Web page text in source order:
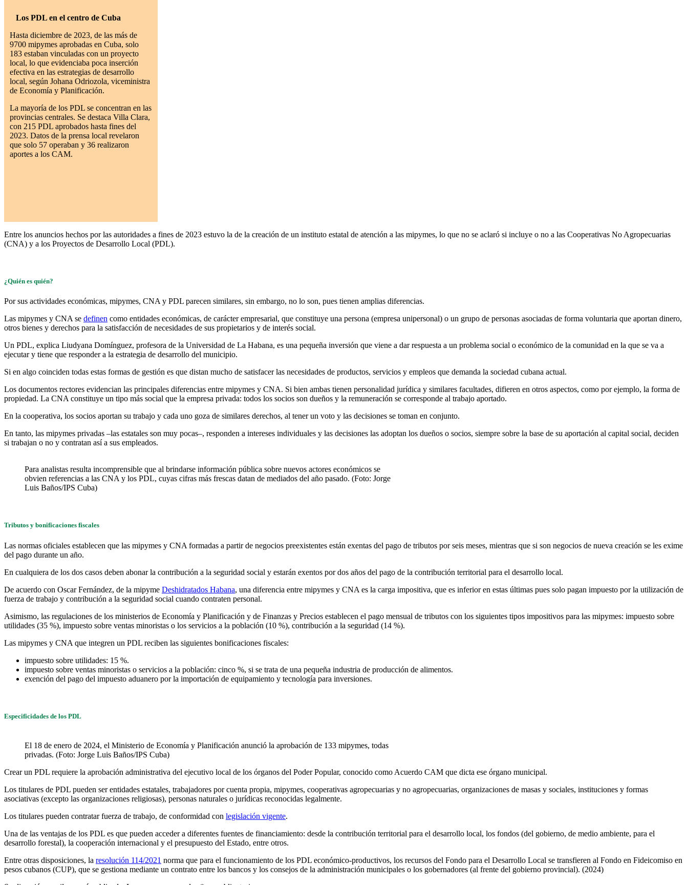
Los PDL en el centro de Cuba
Hasta diciembre de 2023, de las más de
9700 mipymes aprobadas en Cuba, solo
183 estaban vinculadas con un proyecto
local, lo que evidenciaba poca inserción
efectiva en las estrategias de desarrollo
local, según Johana Odriozola, viceministra
de Economía y Planificación.
La mayoría de los PDL se concentran en las
provincias centrales. Se destaca Villa Clara,
con 215 PDL aprobados hasta fines del
2023. Datos de la prensa local revelaron
que solo 57 operaban y 36 realizaron
aportes a los CAM.
Entre los anuncios hechos por las autoridades a fines de 2023 estuvo la de la creación de un instituto estatal de atención a las mipymes, lo que no se aclaró si incluye o no a las Cooperativas No Agropecuarias
(CNA) y a los Proyectos de Desarrollo Local (PDL).
¿Quién es quién?
Por sus actividades económicas, mipymes, CNA y PDL parecen similares, sin embargo, no lo son, pues tienen amplias diferencias.
Las mipymes y CNA se definen como entidades económicas, de carácter empresarial, que constituye una persona (empresa unipersonal) o un grupo de personas asociadas de forma voluntaria que aportan dinero,
otros bienes y derechos para la satisfacción de necesidades de sus propietarios y de interés social.
Un PDL, explica Liudyana Domínguez, profesora de la Universidad de La Habana, es una pequeña inversión que viene a dar respuesta a un problema social o económico de la comunidad en la que se va a
ejecutar y tiene que responder a la estrategia de desarrollo del municipio.
Si en algo coinciden todas estas formas de gestión es que distan mucho de satisfacer las necesidades de productos, servicios y empleos que demanda la sociedad cubana actual.
Los documentos rectores evidencian las principales diferencias entre mipymes y CNA. Si bien ambas tienen personalidad jurídica y similares facultades, difieren en otros aspectos, como por ejemplo, la forma de
propiedad. La CNA constituye un tipo más social que la empresa privada: todos los socios son dueños y la remuneración se corresponde al trabajo aportado.
En la cooperativa, los socios aportan su trabajo y cada uno goza de similares derechos, al tener un voto y las decisiones se toman en conjunto.
En tanto, las mipymes privadas –las estatales son muy pocas–, responden a intereses individuales y las decisiones las adoptan los dueños o socios, siempre sobre la base de su aportación al capital social, deciden
si trabajan o no y contratan así a sus empleados.
Para analistas resulta incomprensible que al brindarse información pública sobre nuevos actores económicos se
obvien referencias a las CNA y los PDL, cuyas cifras más frescas datan de mediados del año pasado. (Foto: Jorge
Luis Baños/IPS Cuba)
Tributos y bonificaciones fiscales
Las normas oficiales establecen que las mipymes y CNA formadas a partir de negocios preexistentes están exentas del pago de tributos por seis meses, mientras que si son negocios de nueva creación se les exime
del pago durante un año.
En cualquiera de los dos casos deben abonar la contribución a la seguridad social y estarán exentos por dos años del pago de la contribución territorial para el desarrollo local.
De acuerdo con Oscar Fernández, de la mipyme Deshidratados Habana, una diferencia entre mipymes y CNA es la carga impositiva, que es inferior en estas últimas pues solo pagan impuesto por la utilización de
fuerza de trabajo y contribución a la seguridad social cuando contraten personal.
Asimismo, las regulaciones de los ministerios de Economía y Planificación y de Finanzas y Precios establecen el pago mensual de tributos con los siguientes tipos impositivos para las mipymes: impuesto sobre
utilidades (35 %), impuesto sobre ventas minoristas o los servicios a la población (10 %), contribución a la seguridad (14 %).
Las mipymes y CNA que integren un PDL reciben las siguientes bonificaciones fiscales:
impuesto sobre utilidades: 15 %.
impuesto sobre ventas minoristas o servicios a la población: cinco %, si se trata de una pequeña industria de producción de alimentos.
exención del pago del impuesto aduanero por la importación de equipamiento y tecnología para inversiones.
Especificidades de los PDL
El 18 de enero de 2024, el Ministerio de Economía y Planificación anunció la aprobación de 133 mipymes, todas
privadas. (Foto: Jorge Luis Baños/IPS Cuba)
Crear un PDL requiere la aprobación administrativa del ejecutivo local de los órganos del Poder Popular, conocido como Acuerdo CAM que dicta ese órgano municipal.
Los titulares de PDL pueden ser entidades estatales, trabajadores por cuenta propia, mipymes, cooperativas agropecuarias y no agropecuarias, organizaciones de masas y sociales, instituciones y formas
asociativas (excepto las organizaciones religiosas), personas naturales o jurídicas reconocidas legalmente.
Los titulares pueden contratar fuerza de trabajo, de conformidad con legislación vigente.
Una de las ventajas de los PDL es que pueden acceder a diferentes fuentes de financiamiento: desde la contribución territorial para el desarrollo local, los fondos (del gobierno, de medio ambiente, para el
desarrollo forestal), la cooperación internacional y el presupuesto del Estado, entre otros.
Entre otras disposiciones, la resolución 114/2021 norma que para el funcionamiento de los PDL económico-productivos, los recursos del Fondo para el Desarrollo Local se transfieren al Fondo en Fideicomiso en
pesos cubanos (CUP), que se gestiona mediante un contrato entre los bancos y los consejos de la administración municipales o los gobernadores (al frente del gobierno provincial). (2024)